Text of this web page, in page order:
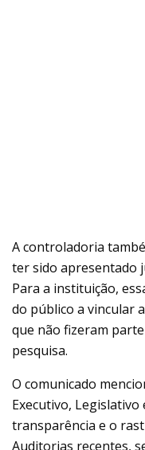
A controladoria
ter sido apresentado
Para a instituição,
do público a vincular
que não fizeram
pesquisa.
O comunicado
Executivo,
transparência e o
Auditorias recentes,